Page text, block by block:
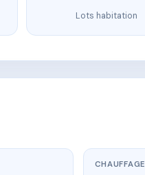
Lots habitation
CHAUFFAGE